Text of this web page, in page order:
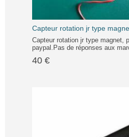
Capteur rotation jr type
Capteur rotation jr type magnet,
paypal.Pas de réponses aux
40 €